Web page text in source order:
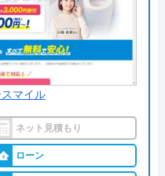
額のわかりやすさもお
トで
見る
談する
4353
～18:00
マイル
ネット見積もり
ローン